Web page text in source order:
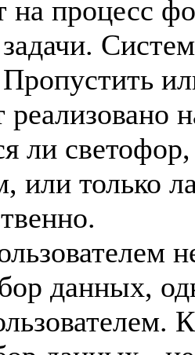
на процесс
реализовано
ли
или только
данных,